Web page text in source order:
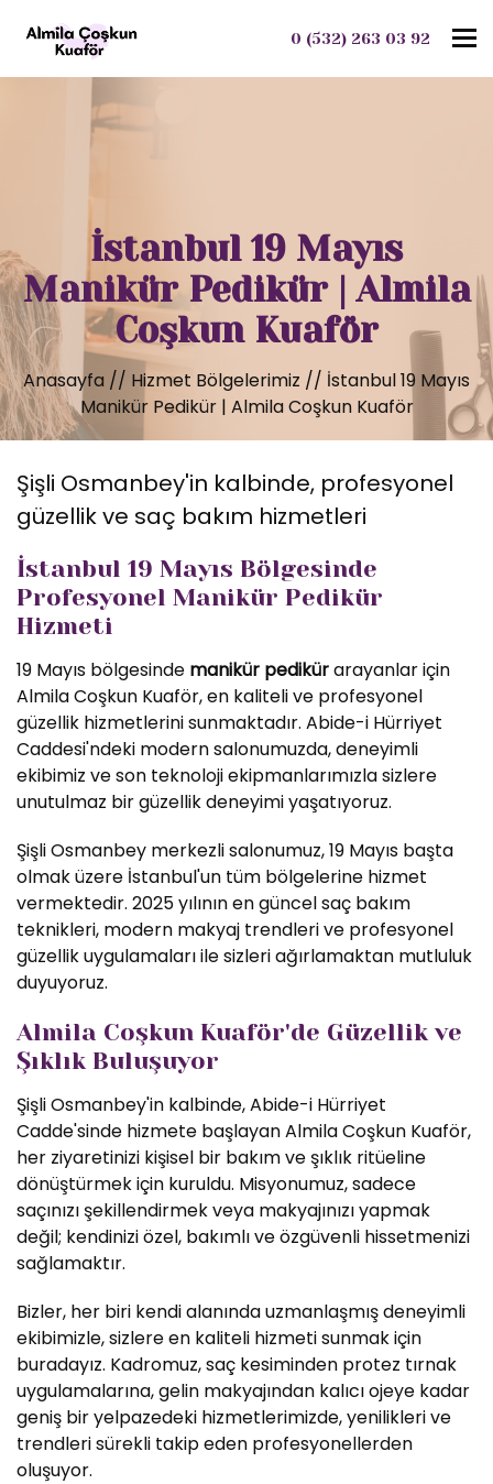
0 (532) 263 03 92
İstanbul 19 Mayıs
Manikür Pedikür | Almila
Coşkun Kuaför
Anasayfa // Hizmet Bölgelerimiz // İstanbul 19 Mayıs
Manikür Pedikür | Almila Coşkun Kuaför
Şişli Osmanbey'in kalbinde, profesyonel
güzellik ve saç bakım hizmetleri
İstanbul 19 Mayıs Bölgesinde
Profesyonel Manikür Pedikür
Hizmeti
19 Mayıs bölgesinde manikür pedikürarayanlar için
Almila Coşkun Kuaför, en kaliteli ve profesyonel
güzellik hizmetlerini sunmaktadır. Abide-i Hürriyet
Caddesi'ndeki modern salonumuzda, deneyimli
ekibimiz ve son teknoloji ekipmanlarımızla sizlere
unutulmaz bir güzellik deneyimi yaşatıyoruz.
Şişli Osmanbey merkezli salonumuz, 19 Mayıs başta
olmak üzere İstanbul'un tüm bölgelerine hizmet
vermektedir. 2025 yılının en güncel saç bakım
teknikleri, modern makyaj trendleri ve profesyonel
güzellik uygulamaları ile sizleri ağırlamaktan mutluluk
duyuyoruz.
Almila Coşkun Kuaför'de Güzellik ve
Şıklık Buluşuyor
Şişli Osmanbey'in kalbinde, Abide-i Hürriyet
Cadde'sinde hizmete başlayan Almila Coşkun Kuaför,
her ziyaretinizi kişisel bir bakım ve şıklık ritüeline
dönüştürmek için kuruldu. Misyonumuz, sadece
saçınızı şekillendirmek veya makyajınızı yapmak
değil; kendinizi özel, bakımlı ve özgüvenli hissetmenizi
sağlamaktır.
Bizler, her biri kendi alanında uzmanlaşmış deneyimli
ekibimizle, sizlere en kaliteli hizmeti sunmak için
buradayız. Kadromuz, saç kesiminden protez tırnak
uygulamalarına, gelin makyajından kalıcı ojeye kadar
geniş bir yelpazedeki hizmetlerimizde, yenilikleri ve
trendleri sürekli takip eden profesyonellerden
oluşuyor.